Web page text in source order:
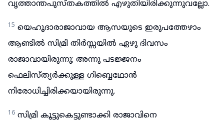
വൃത്താന്തപുസ്തകത്തിൽ എഴുതിയിരിക്കുന്നുവല്ലോ.
15 യെഹൂദാരാജാവായ ആസയുടെ ഇരുപത്തേഴാം
ആണ്ടിൽ സിമ്രി തിർസ്സയിൽ ഏഴു ദിവസം
രാജാവായിരുന്നു; അന്നു പടജ്ജനം
ഫെലിസ്ത്യർക്കുള്ള ഗിബ്ബെഥോൻ
നിരോധിച്ചിരിക്കയായിരുന്നു.
16 സിമ്രി കൂട്ടുകെട്ടുണ്ടാക്കി രാജാവിനെ